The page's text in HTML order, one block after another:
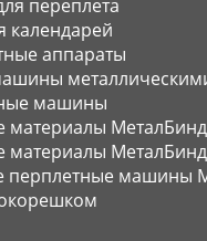
переплета
календарей
аппараты
машины
материалы
материалы
перплетные машины